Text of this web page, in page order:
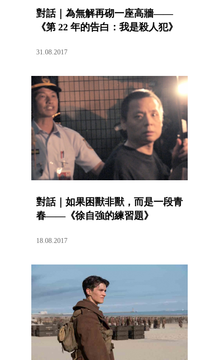
對話｜為無解再砌一座高牆——
《第 22 年的告白：我是殺人犯》
31.08.2017
對話｜如果困獸非獸，而是一段青
春——《徐自強的練習題》
18.08.2017